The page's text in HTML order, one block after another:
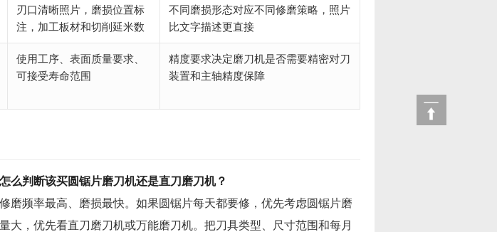
刃口清晰照片，磨损位置标
注，加工板材和切削延米数
不同磨损形态对应不同修磨策略，照片
比文字描述更直接
使用工序、表面质量要求、
可接受寿命范围
精度要求决定磨刀机是否需要精密对刀
装置和主轴精度保障
么判断该买圆锯片磨刀机还是直刀磨刀机？
磨频率最高、磨损最快。如果圆锯片每天都要修，优先考虑圆锯片磨
大，优先看直刀磨刀机或万能磨刀机。把刀具类型、尺寸范围和每月